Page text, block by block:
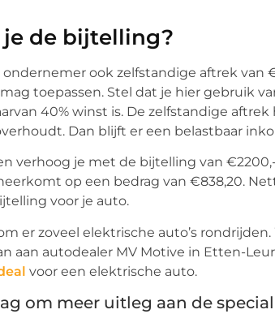
je de bijtelling?
ook zelfstandige aftrek van
toepassen. Stel dat je hier gebruik
40% winst is. De zelfstandige aftrek
Dan blijft er een belastbaar
verhoog je met de bijtelling van
op een bedrag van €838,20.
voor je auto.
er zoveel elektrische auto’s
aan autodealer MV Motive in Etten-
voor een elektrische auto.
om meer uitleg aan de